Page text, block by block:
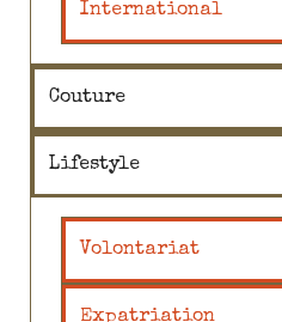
International
Couture
Lifestyle
Volontariat
Expatriation